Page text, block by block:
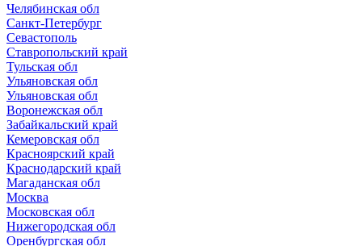
Челябинская обл
Санкт-Петербург
Севастополь
Ставропольский край
Тульская обл
Ульяновская обл
Ульяновская обл
Воронежская обл
Забайкальский край
Кемеровская обл
Красноярский край
Краснодарский край
Магаданская обл
Москва
Московская обл
Нижегородская обл
Оренбургская обл